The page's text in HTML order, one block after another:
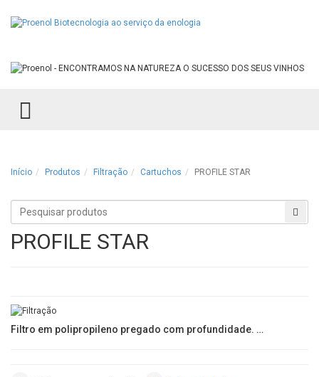
TOGGLE MENU
Início Produtos Filtração Cartuchos PROFILE STAR
Procurar
produtos
PROFILE STAR
Filtro em polipropileno pregado com profundidade. …